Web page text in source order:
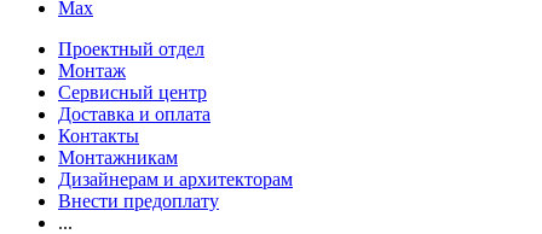
Max
Проектный отдел
Монтаж
Сервисный центр
Доставка и оплата
Контакты
Монтажникам
Дизайнерам и архитекторам
Внести предоплату
...